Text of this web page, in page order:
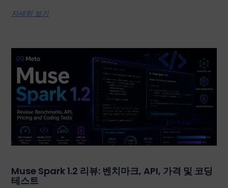
자세히 보기
Muse Spark 1.2 리뷰: 벤치마크, API, 가격 및 코딩
테스트